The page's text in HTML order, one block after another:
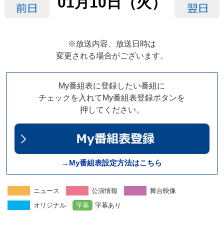
※放送内容、放送日時は
変更される場合がございます。
My番組表に登録したい番組に
チェックを入れてMy番組表登録ボタンを
押してください。
→My番組表設定方法はこちら
ニュース 公演情報
舞台映像
オリジナル
字幕 字幕あり